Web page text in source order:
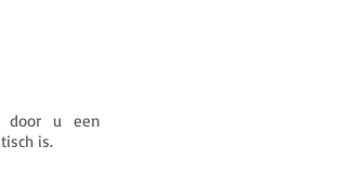
door u een
is.